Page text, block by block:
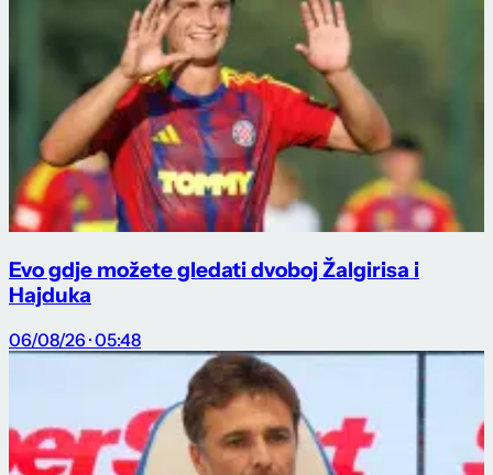
Evo gdje možete gledati dvoboj Žalgirisa i
Hajduka
06/08/26 · 05:48